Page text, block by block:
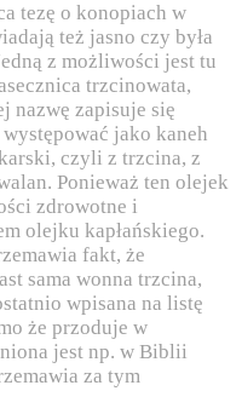
tezę o konopiach w
też jasno czy była
z możliwości jest tu
trzcinowata,
nazwę zapisuje się
jako kaneh
czyli z trzcina, z
Ponieważ ten olejek
zdrowotne i
olejku kapłańskiego.
fakt, że
sama wonna trzcina,
wpisana na listę
że przoduje w
jest np. w Biblii
za tym